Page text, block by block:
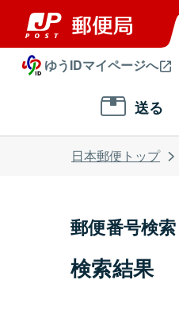
ゆうIDマイページへ
送る
日本郵便トップ
郵便番号検索
検索結果